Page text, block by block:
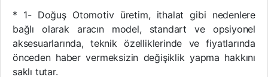
* 1- Doğuş Otomotiv üretim, ithalat gibi nedenlere
bağlı olarak aracın model, standart ve opsiyonel
aksesuarlarında, teknik özelliklerinde ve fiyatlarında
önceden haber vermeksizin değişiklik yapma hakkını
saklı tutar.